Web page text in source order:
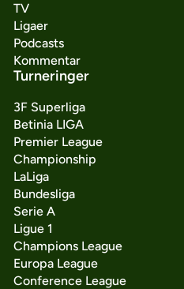
TV
Ligaer
Podcasts
Kommentar
Turneringer
3F Superliga
Betinia LIGA
Premier League
Championship
LaLiga
Bundesliga
Serie A
Ligue 1
Champions League
Europa League
Conference League